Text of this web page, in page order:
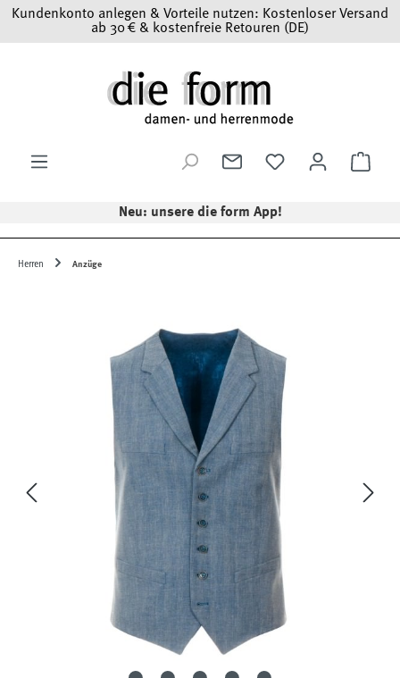
Zum Hauptinhalt springen
Kundenkonto anlegen & Vorteile nutzen: Kostenloser Versand
ab 30 € & kostenfreie Retouren (DE)
Neu: unsere die form App!
Herren Anzüge